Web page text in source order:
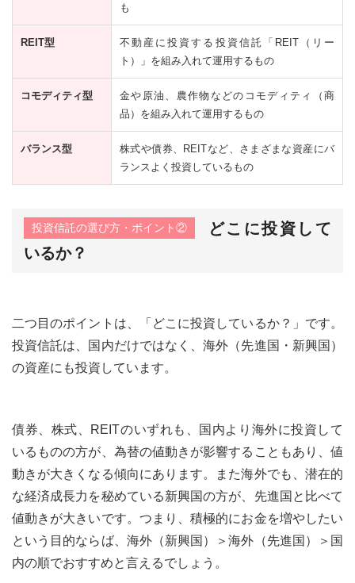
も
REIT型
不動産に投資する投資信託「REIT（リー
ト）」を組み入れて運用するもの
コモディティ型
金や原油、農作物などのコモディティ（商
品）を組み入れて運用するもの
バランス型
株式や債券、REITなど、さまざまな資産にバ
ランスよく投資しているもの
投資信託の選び方・ポイント②
どこに投資して
いるか？
二つ目のポイントは、「どこに投資しているか？」です。
投資信託は、国内だけではなく、海外（先進国・新興国）
の資産にも投資しています。
債券、株式、REITのいずれも、国内より海外に投資して
いるものの方が、為替の値動きが影響することもあり、値
動きが大きくなる傾向にあります。また海外でも、潜在的
な経済成長力を秘めている新興国の方が、先進国と比べて
値動きが大きいです。つまり、積極的にお金を増やしたい
という目的ならば、海外（新興国）＞海外（先進国）＞国
内の順でおすすめと言えるでしょう。